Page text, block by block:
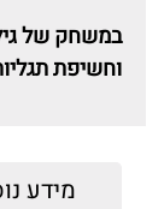
במשחק של
וחשיפת
מידע